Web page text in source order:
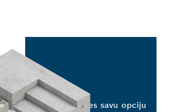
Izvēlieties savu opciju